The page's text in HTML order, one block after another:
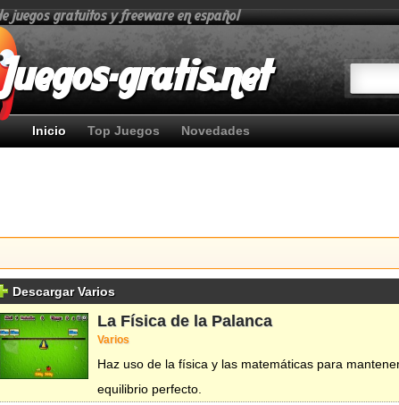
juegos gratuitos y freeware en español
Juegos-gratis.net
Inicio Top Juegos Novedades
Descargar Varios
La Física de la Palanca
Varios
Haz uso de la física y las matemáticas para
equilibrio perfecto.